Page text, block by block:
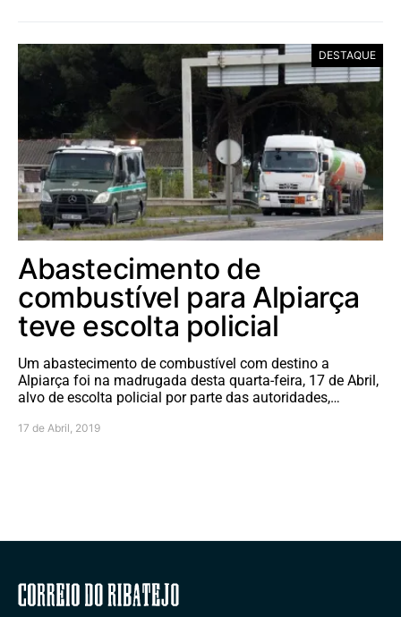
DESTAQUE
Abastecimento de
combustível para Alpiarça
teve escolta policial
Um abastecimento de combustível com destino a
Alpiarça foi na madrugada desta quarta-feira, 17 de Abril,
alvo de escolta policial por parte das autoridades,…
17 de Abril, 2019
Correio do Ribatejo